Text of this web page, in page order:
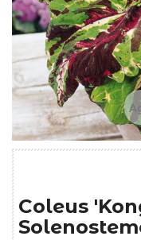
Coleus